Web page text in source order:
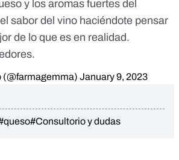
y los aromas fuertes del
sabor del vino haciéndote pensar
de lo que es en realidad.
January 9, 2023
#Consultorio y dudas